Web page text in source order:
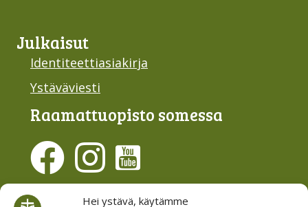
Hei ystävä, käytämme
Julkaisut
Identiteettiasiakirja
Ystäväviesti
Raamattu­opisto somessa
Evästesuostumus